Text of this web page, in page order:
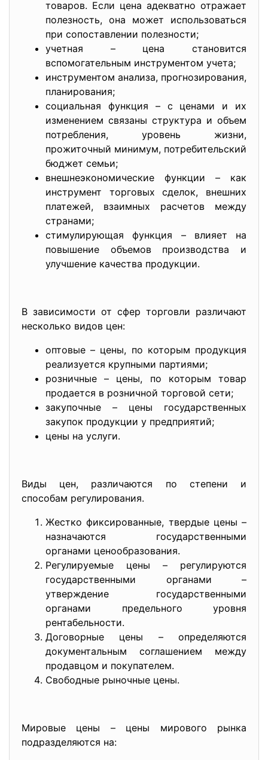
товаров. Если цена адекватно отражает
полезность, она может использоваться
при сопоставлении полезности;
учетная – цена становится
вспомогательным инструментом учета;
инструментом анализа, прогнозирования,
планирования;
социальная функция – с ценами и их
изменением связаны структура и объем
потребления, уровень жизни,
прожиточный минимум, потребительский
бюджет семьи;
внешнеэкономические функции – как
инструмент торговых сделок, внешних
платежей, взаимных расчетов между
странами;
стимулирующая функция – влияет на
повышение объемов производства и
улучшение качества продукции.
В зависимости от сфер торговли различают
несколько видов цен:
оптовые – цены, по которым продукция
реализуется крупными партиями;
розничные – цены, по которым товар
продается в розничной торговой сети;
закупочные – цены государственных
закупок продукции у предприятий;
цены на услуги.
Виды цен, различаются по степени и
способам регулирования.
Жестко фиксированные, твердые цены –
назначаются государственными
органами ценообразования.
Регулируемые цены – регулируются
государственными органами –
утверждение государственными
органами предельного уровня
рентабельности.
Договорные цены – определяются
документальным соглашением между
продавцом и покупателем.
Свободные рыночные цены.
Мировые цены – цены мирового рынка
подразделяются на: